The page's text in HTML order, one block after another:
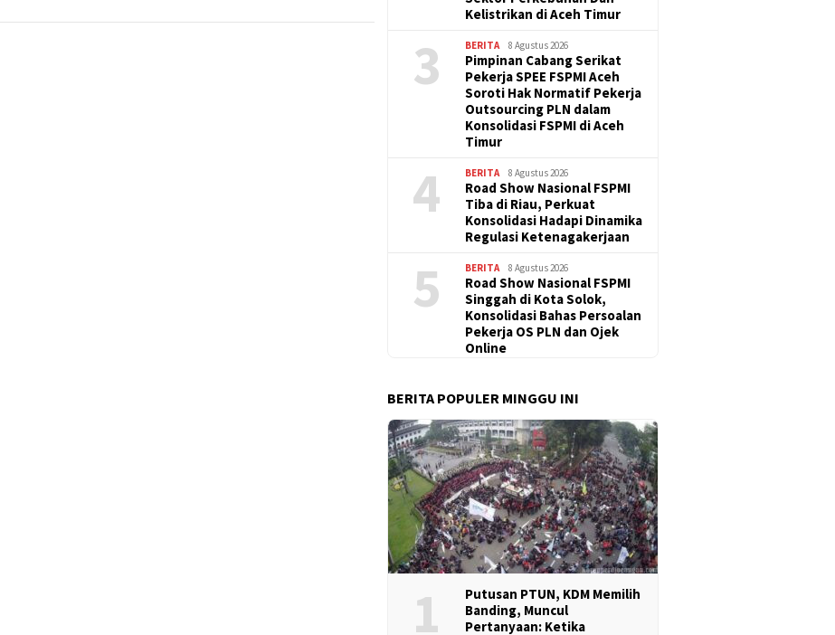
Kelistrikan di Aceh Timur
3 BERITA 8 Agustus 2026
Pimpinan Cabang Serikat
Pekerja SPEE FSPMI Aceh
Soroti Hak Normatif Pekerja
Outsourcing PLN dalam
Konsolidasi FSPMI di Aceh
Timur
4 BERITA 8 Agustus 2026
Road Show Nasional FSPMI
Tiba di Riau, Perkuat
Konsolidasi Hadapi Dinamika
Regulasi Ketenagakerjaan
5 BERITA 8 Agustus 2026
Road Show Nasional FSPMI
Singgah di Kota Solok,
Konsolidasi Bahas Persoalan
Pekerja OS PLN dan Ojek
Online
BERITA POPULER MINGGU INI
1
Putusan PTUN, KDM Memilih
Banding, Muncul
Pertanyaan: Ketika